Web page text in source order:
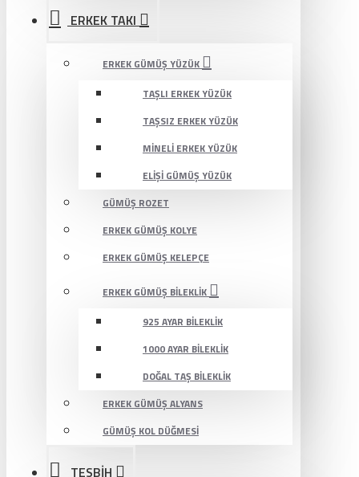
ERKEK TAKI
ERKEK GÜMÜŞ YÜZÜK
TAŞLI ERKEK YÜZÜK
TAŞSIZ ERKEK YÜZÜK
MINELI ERKEK YÜZÜK
ELIŞI GÜMÜŞ YÜZÜK
GÜMÜŞ ROZET
ERKEK GÜMÜŞ KOLYE
ERKEK GÜMÜŞ KELEPÇE
ERKEK GÜMÜŞ BILEKLIK
925 AYAR BILEKLIK
1000 AYAR BILEKLIK
DOĞAL TAŞ BILEKLIK
ERKEK GÜMÜŞ ALYANS
GÜMÜŞ KOL DÜĞMESI
TESBİH